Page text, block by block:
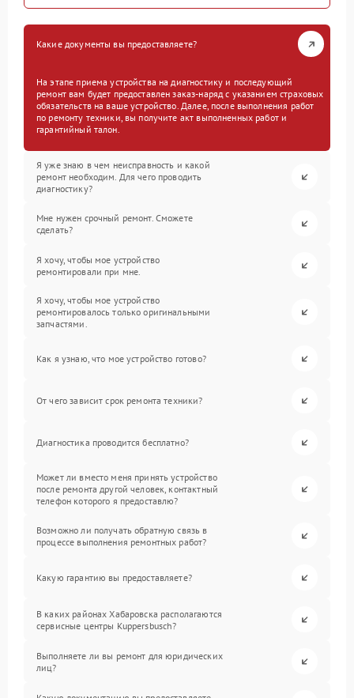
Какие документы вы предоставляете?
На этапе приема устройства на диагностику и последующий
ремонт вам будет предоставлен заказ-наряд с указанием страховых
обязательств на ваше устройство. Далее, после выполнения работ
по ремонту техники, вы получите акт выполненных работ и
гарантийный талон.
Я уже знаю в чем неисправность и какой
ремонт необходим. Для чего проводить
диагностику?
Мне нужен срочный ремонт. Сможете
сделать?
Я хочу, чтобы мое устройство
ремонтировали при мне.
Я хочу, чтобы мое устройство
ремонтировалось только оригинальными
запчастями.
Как я узнаю, что мое устройство готово?
От чего зависит срок ремонта техники?
Диагностика проводится бесплатно?
Может ли вместо меня принять устройство
после ремонта другой человек, контактный
телефон которого я предоставлю?
Возможно ли получать обратную связь в
процессе выполнения ремонтных работ?
Какую гарантию вы предоставляете?
В каких районах Хабаровска располагаются
сервисные центры Kuppersbusch?
Выполняете ли вы ремонт для юридических
лиц?